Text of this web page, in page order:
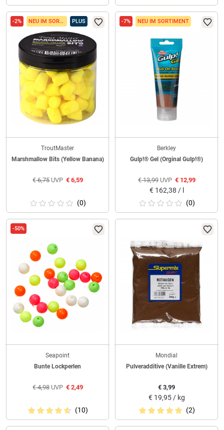
-2% NEU IM SORTIMENT PLUS
TroutMaster
Marshmallow Bits (Yellow Banana)
€6,75UVP €6,59
(0)
-7% NEU IM SORTIMENT
Berkley
Gulp!® Gel (Orginal Gulp!®)
€13,99UVP €12,99
€ 162,38 / l
(0)
-50%
Seapoint
Bunte Lockperlen
€4,98UVP €2,49
(10)
Mondial
Pulveradditive (Vanille Extrem)
€ 3,99
€ 19,95 / kg
(2)